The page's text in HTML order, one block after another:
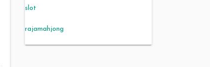
slot
rajamahjong